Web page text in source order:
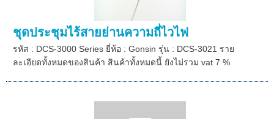
ชุดประชุมไร้สายย่านความถี่ไวไฟ
รหัส : DCS-3000 Series ยี่ห้อ : Gonsin รุ่น : DCS-3021 ราย
ละเอียดทั้งหมดของสินค้า สินค้าทั้งหมดนี้ ยังไม่รวม vat 7 %